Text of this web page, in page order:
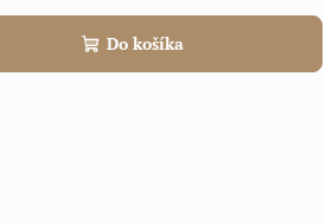
Do košíka